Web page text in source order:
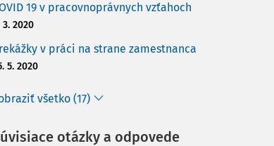
19 v pracovnoprávnych vzťahoch
3. 2020
v práci na strane zamestnanca
5. 2020
všetko (17)
otázky a odpovede